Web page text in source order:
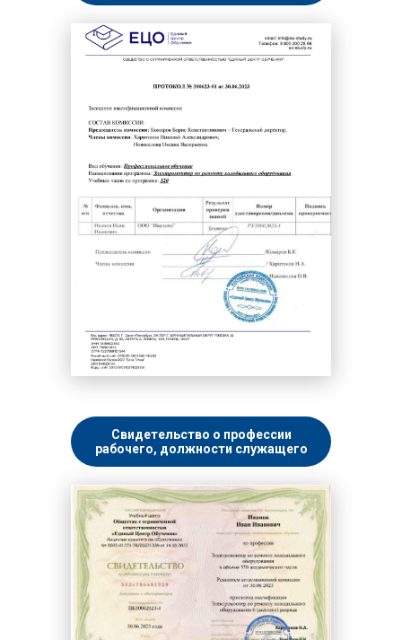
Свидетельство о профессии
рабочего, должности служащего